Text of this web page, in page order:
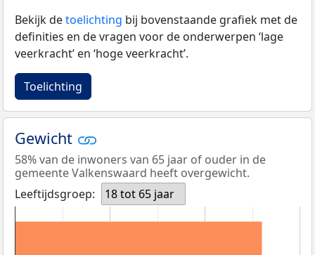
Bekijk detoelichting bij bovenstaande grafiek met de
definities en de vragen voor de onderwerpen ‘lage
veerkracht’ en ‘hoge veerkracht’.
Toelichting
Gewicht
58% van de inwoners van 65 jaar of ouder in de
gemeente Valkenswaard heeft overgewicht.
Leeftijdsgroep:
18 tot 65 jaar